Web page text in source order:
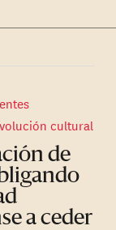
cultural
de
a ceder